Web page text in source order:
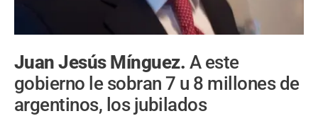
Juan Jesús Mínguez. A este
gobierno le sobran 7 u 8 millones de
argentinos, los jubilados